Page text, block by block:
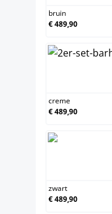
bruin
€ 489,90
creme
€ 489,90
zwart
€ 489,90